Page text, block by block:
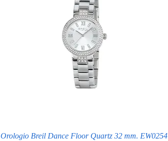
Orologio Breil Dance Floor Quartz 32 mm. EW0254